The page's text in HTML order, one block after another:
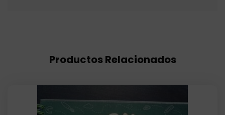
Productos Relacionados